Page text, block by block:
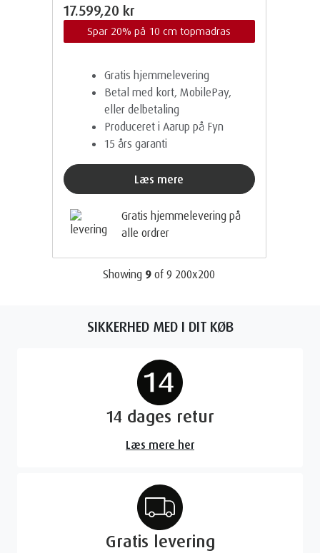
17.599,20 kr
Spar 20% på 10 cm topmadras
Gratis hjemmelevering
Betal med kort, MobilePay,
eller delbetaling
Produceret i Aarup på Fyn
15 års garanti
Læs mere
Gratis hjemmelevering på
alle ordrer
Showing 9 of 9 200x200
SIKKERHED MED I DIT KØB
14 dages retur
Læs mere her
Gratis levering